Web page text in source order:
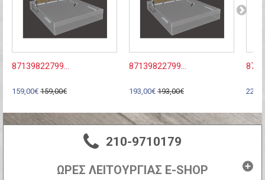
87139822799...
159,00€ 159,00€
87139822799...
193,00€ 193,00€
210-9710179
ΩΡΕΣ ΛΕΙΤΟΥΡΓΙΑΣ E-SHOP